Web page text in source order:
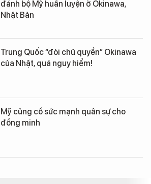
đánh bộ Mỹ huấn luyện ở Okinawa,
Nhật Bản
Trung Quốc “đòi chủ quyền” Okinawa
của Nhật, quá nguy hiểm!
Mỹ củng cố sức mạnh quân sự cho
đồng minh